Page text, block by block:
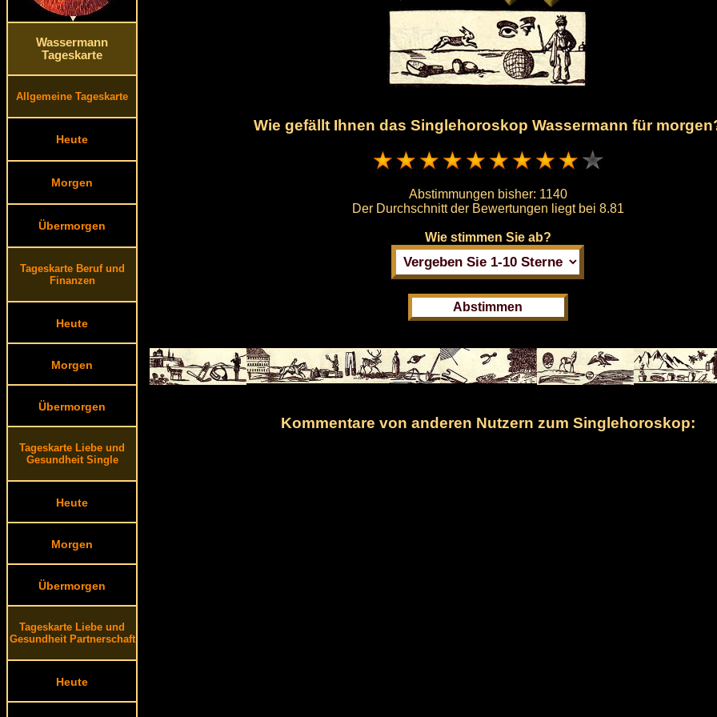
Wassermann
Tageskarte
Allgemeine Tageskarte
Heute
Morgen
Übermorgen
Tageskarte Beruf und
Finanzen
Heute
Morgen
Übermorgen
Tageskarte Liebe und
Gesundheit Single
Heute
Morgen
Übermorgen
Tageskarte Liebe und
Gesundheit Partnerschaft
Heute
Wie gefällt Ihnen das Singlehoroskop Wassermann für
Abstimmungen bisher: 1140
Der Durchschnitt der Bewertungen liegt bei 8.81
Wie stimmen Sie ab?
Kommentare von anderen Nutzern zum Singlehoroskop: